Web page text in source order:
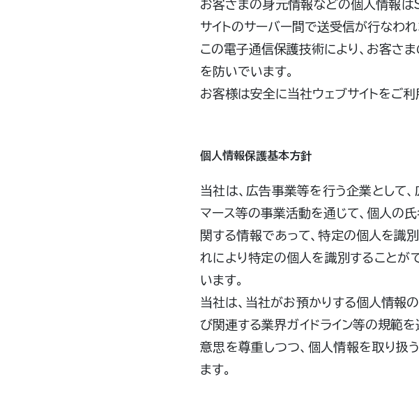
お客さまの身元情報などの個人情報は
サイトのサーバー間で送受信が行なわれ
この電子通信保護技術により、お客さ
を防いでいます。
お客様は安全に当社ウェブサイトをご利
個人情報保護基本方針
当社は、広告事業等を行う企業として
マース等の事業活動を通じて、個人の氏
関する情報であって、特定の個人を識
れにより特定の個人を識別することが
います。
当社は、当社がお預かりする個人情報
び関連する業界ガイドライン等の規範
意思を尊重しつつ、個人情報を取り扱
ます。